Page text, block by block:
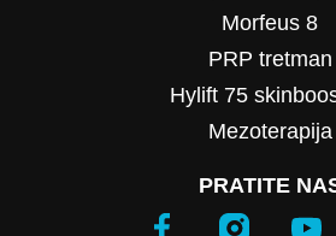
Morfeus 8
PRP tretman
Hylift 75
Mezoterapija
PRATITE